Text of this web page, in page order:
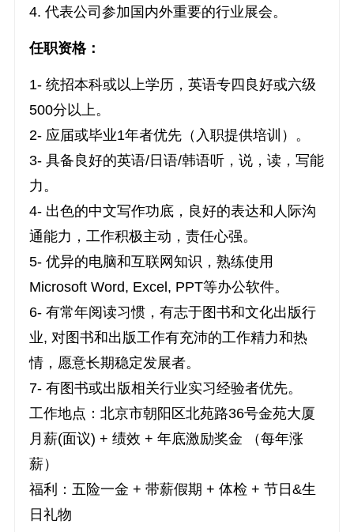
4. 代表公司参加国内外重要的行业展会。
任职资格：
1- 统招本科或以上学历，英语专四良好或六级
500分以上。
2- 应届或毕业1年者优先（入职提供培训）。
3- 具备良好的英语/日语/韩语听，说，读，写能
力。
4- 出色的中文写作功底，良好的表达和人际沟
通能力，工作积极主动，责任心强。
5- 优异的电脑和互联网知识，熟练使用
Microsoft Word, Excel, PPT等办公软件。
6- 有常年阅读习惯，有志于图书和文化出版行
业, 对图书和出版工作有充沛的工作精力和热
情，愿意长期稳定发展者。
7- 有图书或出版相关行业实习经验者优先。
工作地点：北京市朝阳区北苑路36号金苑大厦
月薪(面议) + 绩效 + 年底激励奖金 （每年涨
薪）
福利：五险一金 + 带薪假期 + 体检 + 节日&生
日礼物